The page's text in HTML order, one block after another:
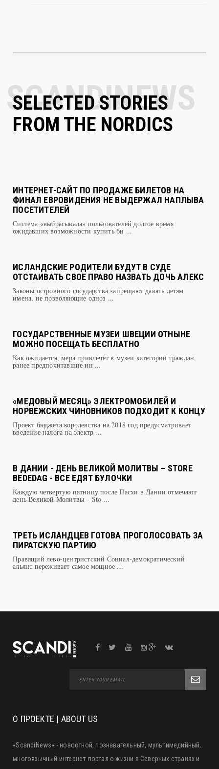
SELECTED STORIES
FROM THE NORDICS
ИНТЕРНЕТ-САЙТ ПО ПРОДАЖЕ БИЛЕТОВ НА
ФИНАЛ ЕВРОВИДЕНИЯ НЕ ВЫДЕРЖАЛ НАПЛЫВА
ПОСЕТИТЕЛЕЙ
Система «выбрасывала» пользователей долгое время
ожидавших возможности купить би ...
ИСЛАНДСКИЕ РОДИТЕЛИ БУДУТ В СУДЕ
ОТСТАИВАТЬ СВОЕ ПРАВО НАЗВАТЬ ДОЧЬ АЛЕКС
Законы островного государства запрещают давать детям
имена, не позволяющие одноз ...
ГОСУДАРСТВЕННЫЕ МУЗЕИ ШВЕЦИИ ОТНЫНЕ
МОЖНО ПОСЕЩАТЬ БЕСПЛАТНО
Как ожидается, мера привлечёт в музеи категории граждан,
ранее предпочитавшие ин ...
​«МЕДОВЫЙ МЕСЯЦ» ЭЛЕКТРОМОБИЛЕЙ И
НОРВЕЖСКИХ ЧИНОВНИКОВ ПОДХОДИТ К КОНЦУ
Проект бюджета королевства на 2018 год предусматривает
введение налога на электр ...
В ДАНИИ - ДЕНЬ ВЕЛИКОЙ МОЛИТВЫ – STORE
BEDEDAG - ВСЕ ЕДЯТ БУЛОЧКИ
Каждую четвертую пятницу после Пасхи в Дании отмечают
день Великой Молитвы – Sto ...
ТРЕТЬ ИСЛАНДЦЕВ ГОТОВА ПРОГОЛОСОВАТЬ ЗА
ПИРАТСКУЮ ПАРТИЮ
Правящий лево-центристский Социал-демократический
альянс переживает самое мощное ...
О ПРОЕКТЕ | ABOUT US
«ScandiNews» - новостной, познавательный, мультимедийный,
многоязычный интернет-портал о жизни в Северных странах и